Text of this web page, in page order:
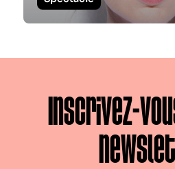
Inscrivez-